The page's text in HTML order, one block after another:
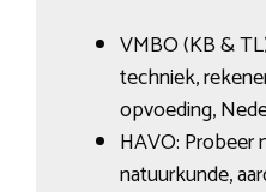
VMBO (KB &
techniek,
opvoeding,
HAVO: Probeer
natuurkunde,